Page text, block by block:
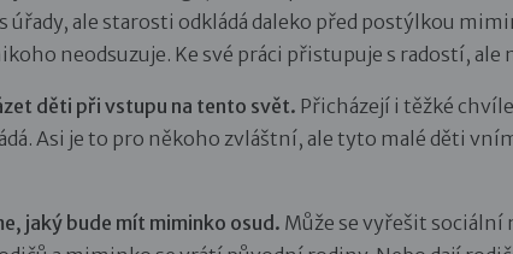
úřady, ale starosti odkládá daleko před postýlkou
neodsuzuje. Ke své práci přistupuje s radostí, ale
děti při vstupu na tento svět. Přicházejí i těžké
Asi je to pro někoho zvláštní, ale tyto malé děti
jaký bude mít miminko osud. Může se vyřešit